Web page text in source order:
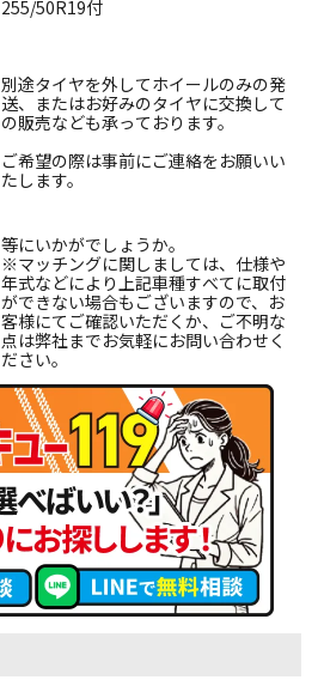
255/50R19付
別途タイヤを外してホイールのみの発
送、またはお好みのタイヤに交換して
の販売なども承っております。
ご希望の際は事前にご連絡をお願いい
たします。
等にいかがでしょうか。
※マッチングに関しましては、仕様や
年式などにより上記車種すべてに取付
ができない場合もございますので、お
客様にてご確認いただくか、ご不明な
点は弊社までお気軽にお問い合わせく
ださい。